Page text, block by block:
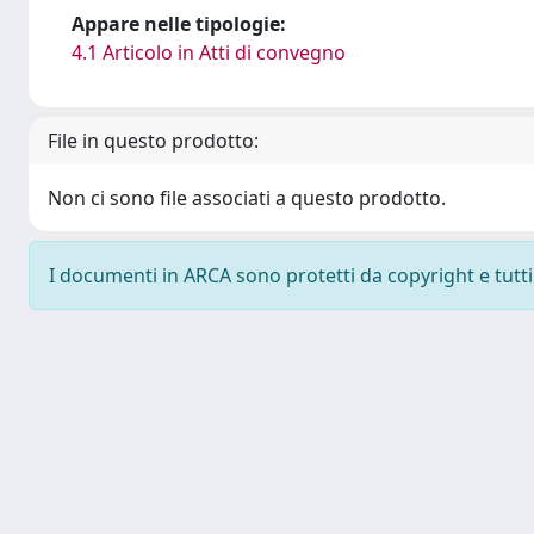
Appare nelle tipologie:
4.1 Articolo in Atti di convegno
File in questo prodotto:
Non ci sono file associati a questo prodotto.
I documenti in ARCA sono protetti da copyright e